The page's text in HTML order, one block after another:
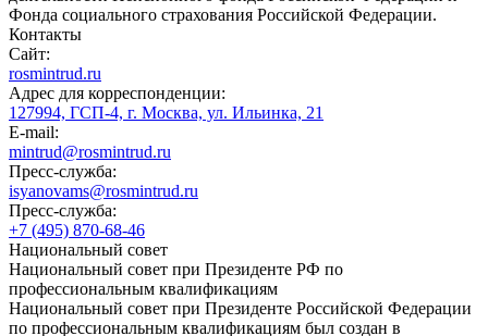
Фонда социального страхования Российской Федерации.
Контакты
Сайт:
rosmintrud.ru
Адрес для корреспонденции:
127994, ГСП-4, г. Москва, ул. Ильинка, 21
E-mail:
mintrud@rosmintrud.ru
Пресс-служба:
isyanovams@rosmintrud.ru
Пресс-служба:
+7 (495) 870-68-46
Национальный совет
Национальный совет при Президенте РФ по
профессиональным квалификациям
Национальный совет при Президенте Российской Федерации
по профессиональным квалификациям был создан в